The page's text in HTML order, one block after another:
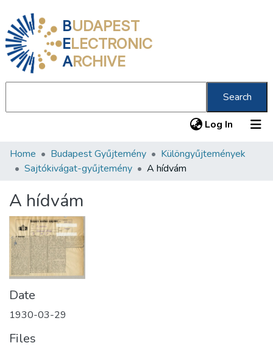
BUDAPEST
ELECTRONIC
ARCHIVE
Search
Log In (current)
Communities & Collections
Statistics
About us
Home Budapest Gyűjtemény
Különgyűjtemények
Sajtókivágat-gyűjtemény
A hídvám
A hídvám
Date
1930-03-29
Files